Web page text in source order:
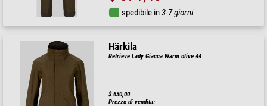
spedibile in3-7 giorni
Härkila
Retrieve Lady Giacca Warm olive 44
$ 630,00
Prezzo di vendita: